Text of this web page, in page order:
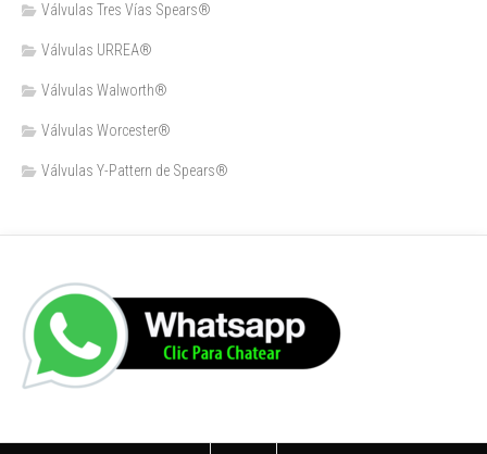
Válvulas Tres Vías Spears®
Válvulas URREA®
Válvulas Walworth®
Válvulas Worcester®
Válvulas Y-Pattern de Spears®️